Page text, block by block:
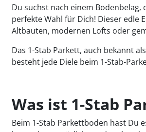
Du suchst nach einem
perfekte Wahl für Dich! Dieser edle
Altbauten, modernen Lofts oder
Das 1-Stab Parkett, auch bekannt
besteht jede Diele beim 1-Stab-
Was ist 1-Stab
Beim 1-Stab Parkettboden hast Du